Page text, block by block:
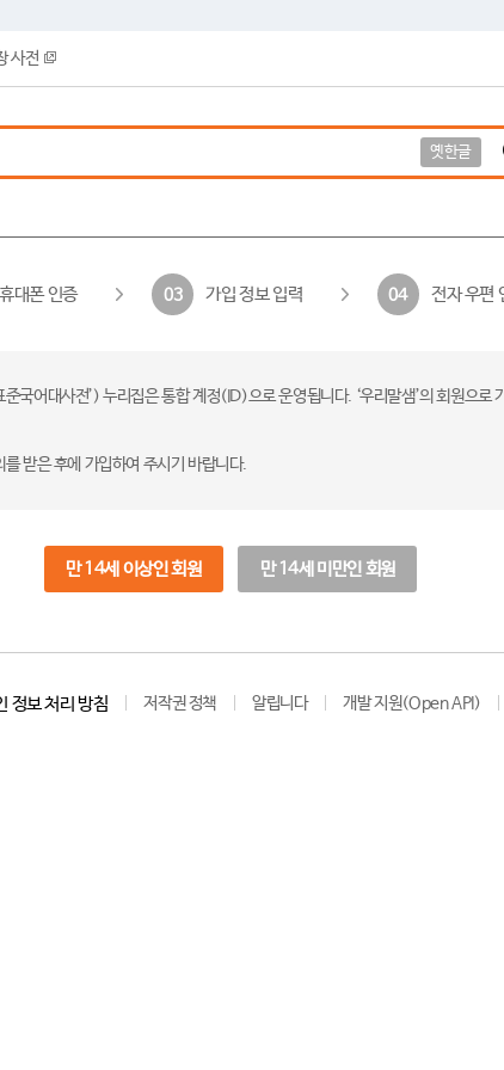
사전
옛한글
휴대폰 인증 03 가입 정보 입력 04 전자 우편
국어대사전’) 누리집은 통합 계정(ID)으로 운영됩니다. ‘우리말샘’의 회원으
받은 후에 가입하여 주시기 바랍니다.
만 14세 이상인 회원 만 14세 미만인 회원
정보 처리 방침 저작권 정책 알립니다 개발 지원(Open API)